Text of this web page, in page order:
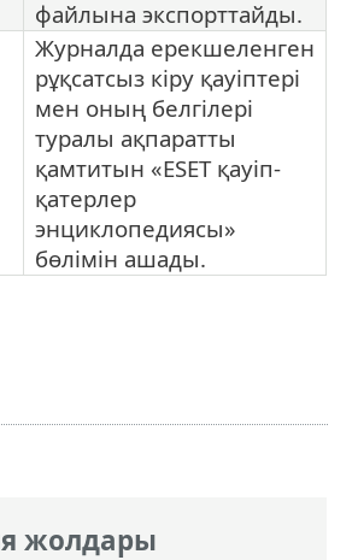
жолдары
файлына экспорттайды.
Журналда ерекшеленген
рұқсатсыз кіру қауіптері
мен оның белгілері
туралы ақпаратты
қамтитын «ESET қауіп-
қатерлер
энциклопедиясы»
бөлімін ашады.